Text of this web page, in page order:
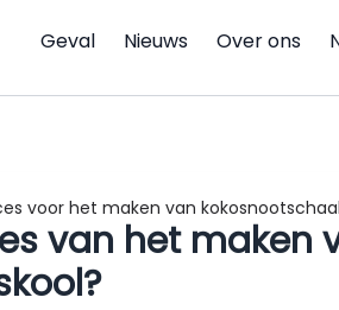
Geval Nieuws Over ons
voor het maken van
van het maken